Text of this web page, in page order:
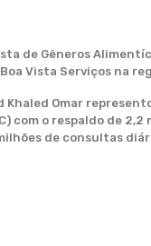
de Gêneros
Vista Serviços na
Omar
com o respaldo de 2,2
de consultas